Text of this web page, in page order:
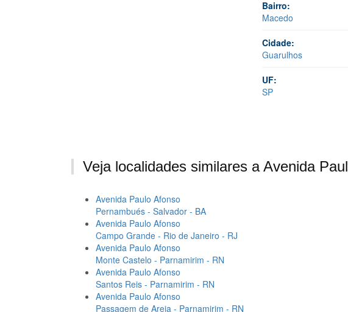
Bairro:
Macedo
Cidade:
Guarulhos
UF:
SP
Veja localidades similares a Avenida
Avenida Paulo Afonso
Pernambués - Salvador - BA
Avenida Paulo Afonso
Campo Grande - Rio de Janeiro - RJ
Avenida Paulo Afonso
Monte Castelo - Parnamirim - RN
Avenida Paulo Afonso
Santos Reis - Parnamirim - RN
Avenida Paulo Afonso
Passagem de Areia - Parnamirim - RN